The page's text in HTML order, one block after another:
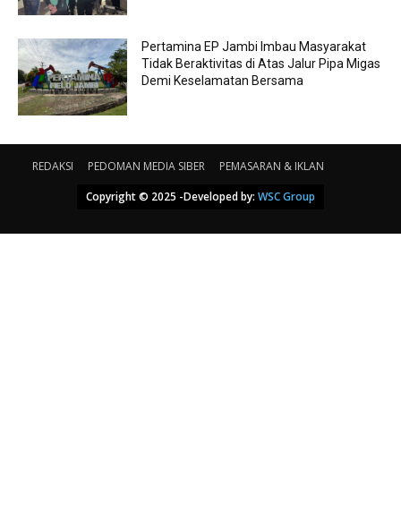
Pertamina EP Jambi Imbau Masyarakat
Tidak Beraktivitas di Atas Jalur Pipa Migas
Demi Keselamatan Bersama
REDAKSI PEDOMAN MEDIA SIBER
PEMASARAN & IKLAN
Copyright © 2025 -Developed by: WSC Group